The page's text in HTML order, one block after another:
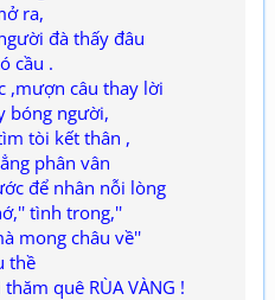
ra,
đà thấy đâu
cầu .
câu thay lời
người,
tòi kết thân ,
phân vân
để nhân nỗi lòng
tình trong,''
châu về''
thề
quê RÙA VÀNG !